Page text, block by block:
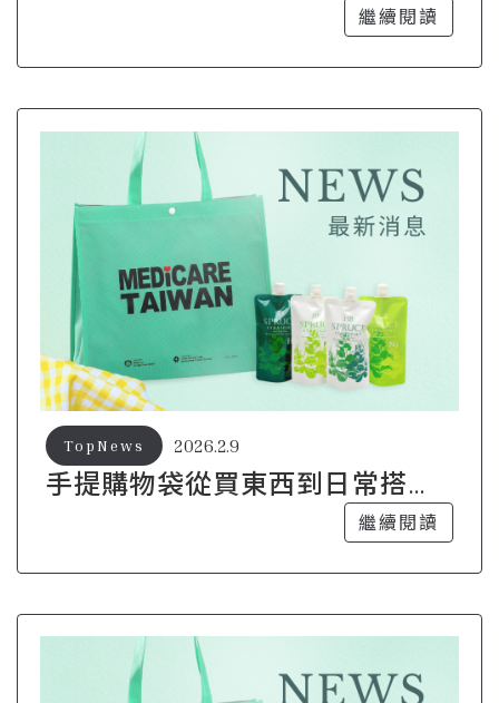
繼續閱讀
手提購物袋從買東西到日常搭
2026.2.9
TopNews
繼續閱讀